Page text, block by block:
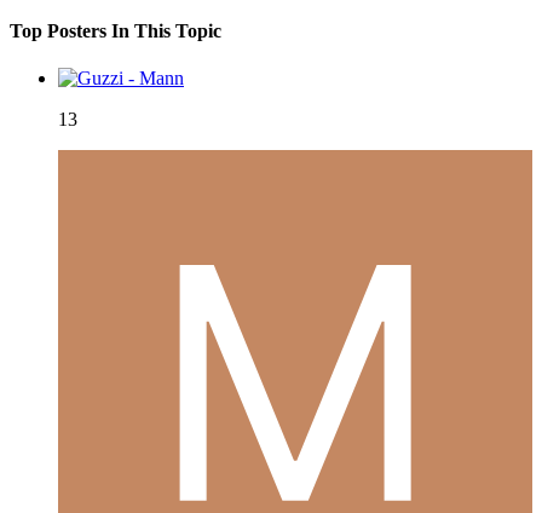
Top Posters In This Topic
13